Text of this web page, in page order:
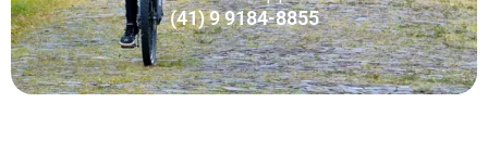
(41) 9 9184-8855